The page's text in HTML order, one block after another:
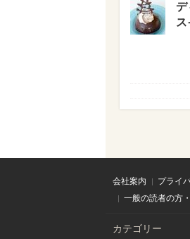
会社案内 プライ
一般の読者の方
カテゴリー